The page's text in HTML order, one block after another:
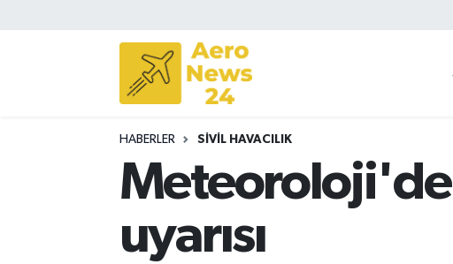
HABERLER SIVIL HAVACILIK
uyarısı
Sivil Havacılık